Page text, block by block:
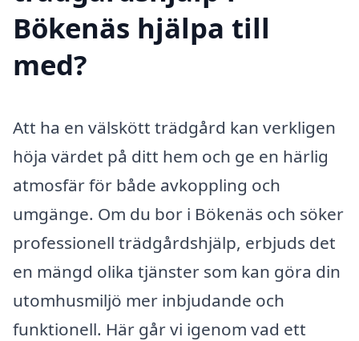
Bökenäs hjälpa till
med?
Att ha en välskött trädgård kan verkligen
höja värdet på ditt hem och ge en härlig
atmosfär för både avkoppling och
umgänge. Om du bor i Bökenäs och söker
professionell trädgårdshjälp, erbjuds det
en mängd olika tjänster som kan göra din
utomhusmiljö mer inbjudande och
funktionell. Här går vi igenom vad ett